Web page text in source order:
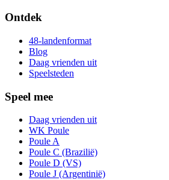
Ontdek
48-landenformat
Blog
Daag vrienden uit
Speelsteden
Speel mee
Daag vrienden uit
WK Poule
Poule A
Poule C (Brazilië)
Poule D (VS)
Poule J (Argentinië)